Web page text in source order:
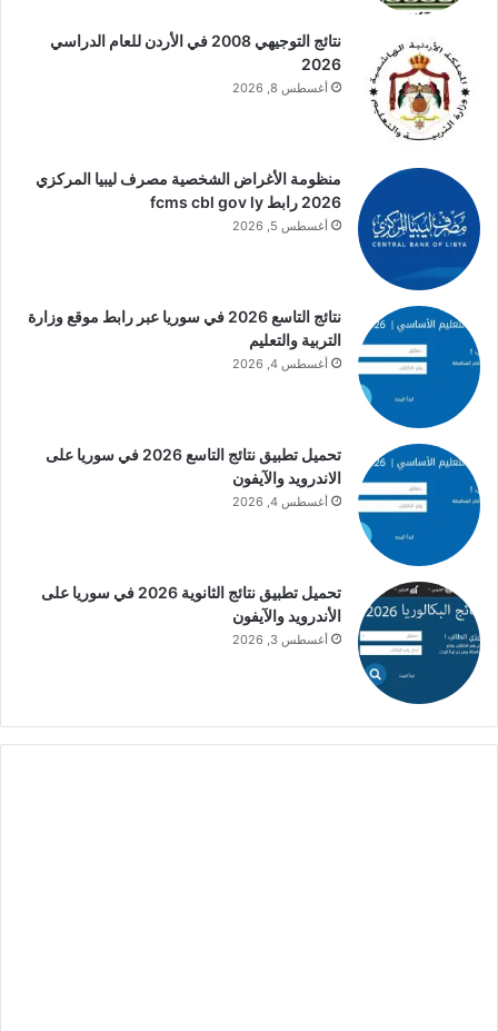
نتائج التوجيهي 2008 في الأردن للعام الدراسي
2026
أغسطس 8, 2026
منظومة الأغراض الشخصية مصرف ليبيا المركزي
2026 رابط fcms cbl gov ly
أغسطس 5, 2026
نتائج التاسع 2026 في سوريا عبر رابط موقع وزارة
التربية والتعليم
أغسطس 4, 2026
تحميل تطبيق نتائج التاسع 2026 في سوريا على
الاندرويد والآيفون
أغسطس 4, 2026
تحميل تطبيق نتائج الثانوية 2026 في سوريا على
الأندرويد والآيفون
أغسطس 3, 2026